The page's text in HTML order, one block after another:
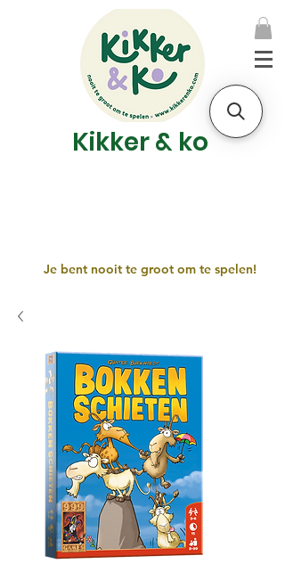
Kikker & ko
Je bent nooit te groot om te spelen!